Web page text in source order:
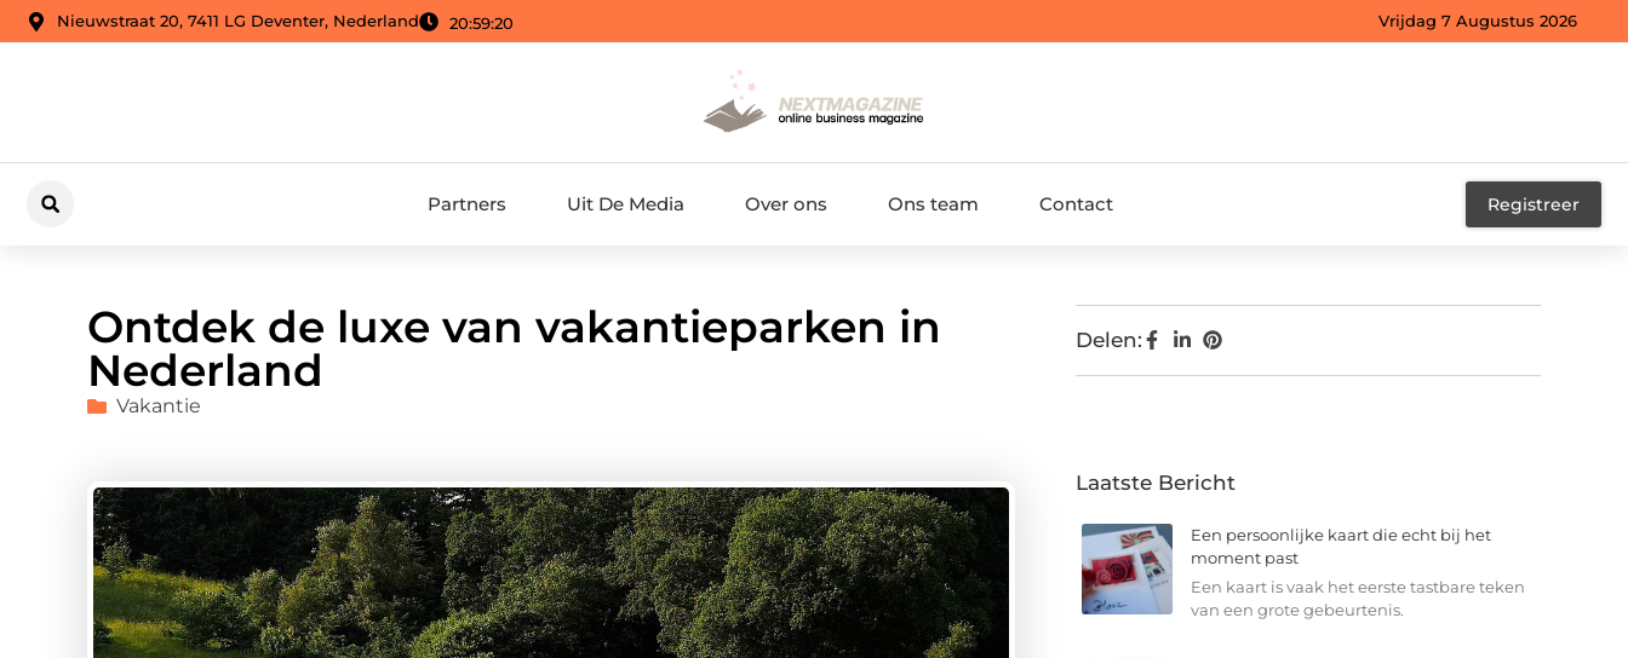
Nieuwstraat 20, 7411 LG Deventer, Nederland 20:59:21 Vrijdag 7 Augustus 2026
Partners Uit De Media Over ons Ons team Contact Registreer
Ontdek de luxe van vakantieparken in
Nederland
Vakantie
Delen:
Laatste Bericht
Een persoonlijke kaart die echt bij het
moment past
Een kaart is vaak het eerste tastbare teken
van een grote gebeurtenis.